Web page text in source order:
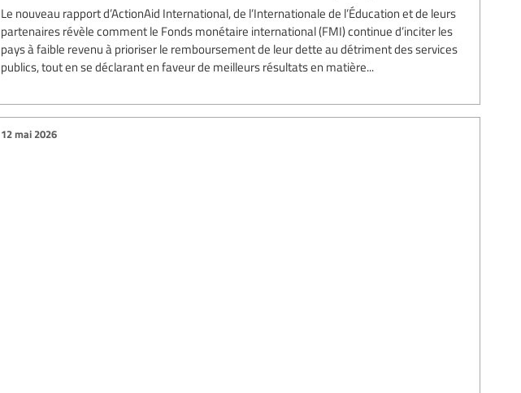
Le nouveau rapport d’ActionAid International, de l’Internationale de l’Éducation et de leurs
partenaires révèle comment le Fonds monétaire international (FMI) continue d’inciter les
pays à faible revenu à prioriser le remboursement de leur dette au détriment des services
publics, tout en se déclarant en faveur de meilleurs résultats en matière...
12 mai 2026